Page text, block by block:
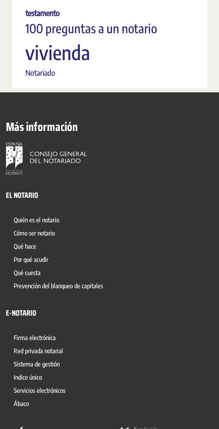
testamento
100 preguntas a un notario
vivienda
Notariado
Más información
EL NOTARIO
Quién es el notario
Cómo ser notario
Qué hace
Por qué acudir
Qué cuesta
Prevención del blanqueo de capitales
E-NOTARIO
Firma electrónica
Red privada notarial
Sistema de gestión
Indice único
Servicios electrónicos
Ábaco